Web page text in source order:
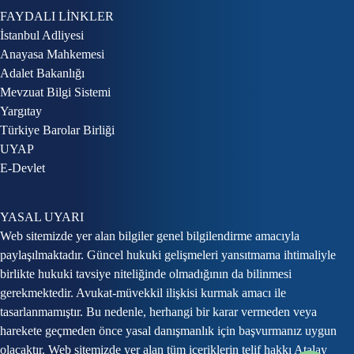
FAYDALI LİNKLER
İstanbul Adliyesi
Anayasa Mahkemesi
Adalet Bakanlığı
Mevzuat Bilgi Sistemi
Yargıtay
Türkiye Barolar Birliği
UYAP
E-Devlet
YASAL UYARI
Web sitemizde yer alan bilgiler genel bilgilendirme amacıyla
paylaşılmaktadır. Güncel hukuki gelişmeleri yansıtmama ihtimaliyle
birlikte hukuki tavsiye niteliğinde olmadığının da bilinmesi
gerekmektedir. Avukat-müvekkil ilişkisi kurmak amacı ile
tasarlanmamıştır. Bu nedenle, herhangi bir karar vermeden veya
harekete geçmeden önce yasal danışmanlık için başvurmanız uygun
olacaktır. Web sitemizde yer alan tüm içeriklerin telif hakkı Atalay